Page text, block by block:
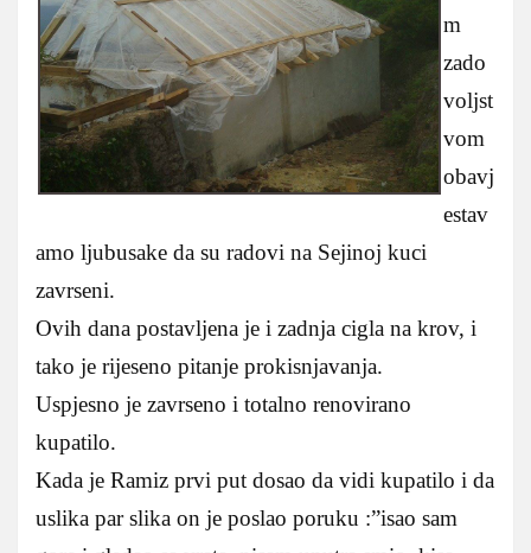
m
zado
voljst
vom
obavj
estav
amo ljubusake da su radovi na Sejinoj kuci
zavrseni.
Ovih dana postavljena je i zadnja cigla na krov, i
tako je rijeseno pitanje prokisnjavanja.
Uspjesno je zavrseno i totalno renovirano
kupatilo.
Kada je Ramiz prvi put dosao da vidi kupatilo i da
uslika par slika on je poslao poruku :”isao sam